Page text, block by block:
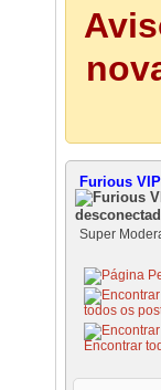
Furious
Super
todos os
Encontrar